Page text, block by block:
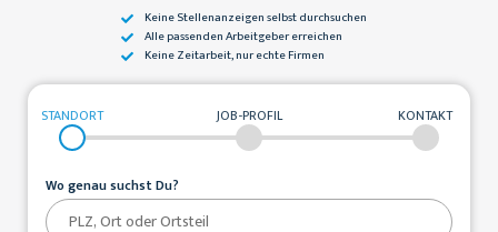
Keine Stellenanzeigenselbst durchsuchen
Alle passendenArbeitgeber erreichen
Keine Zeitarbeit,nur echte Firmen
STANDORT JOB-PROFIL KONTAKT
Wo genau suchst Du?